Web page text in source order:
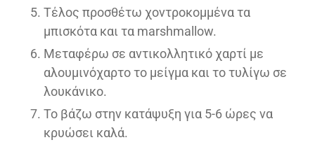
Τέλος προσθέτω χοντροκομμένα τα
μπισκότα και τα marshmallow.
Μεταφέρω σε αντικολλητικό χαρτί με
αλουμινόχαρτο το μείγμα και το τυλίγω σε
λουκάνικο.
Το βάζω στην κατάψυξη για 5-6 ώρες να
κρυώσει καλά.